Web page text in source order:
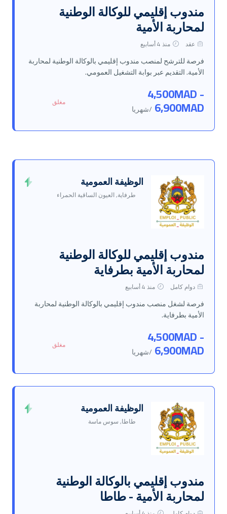
مندوب إقليمي للوكالة الوطنية
لمحاربة الأمية
عقد منذ 4 أسابيع
فرصة للترشح لمنصب مندوب إقليمي بالوكالة الوطنية لمحاربة
الأمية. التقديم عبر بوابة التشغيل العمومي.
4,500MAD -
6,900MAD /شهريا
مغلق
الوظيفة العمومية
طرفاية, العيون الساقية الحمراء
مندوب إقليمي للوكالة الوطنية
لمحاربة الأمية بطرفاية
دوام كامل منذ 4 أسابيع
فرصة لشغل منصب مندوب إقليمي بالوكالة الوطنية لمحاربة
الأمية بطرفاية.
4,500MAD -
6,900MAD /شهريا
مغلق
الوظيفة العمومية
طاطا, سوس ماسة
مندوب إقليمي بالوكالة الوطنية
لمحاربة الأمية - طاطا